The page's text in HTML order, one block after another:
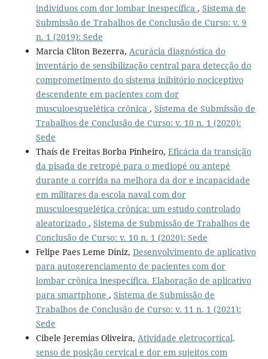
indivíduos com dor lombar inespecífica , Sistema de
Submissão de Trabalhos de Conclusão de Curso: v. 9
n. 1 (2019): Sede
Marcia Cliton Bezerra, Acurácia diagnóstica do
inventário de sensibilização central para detecção do
comprometimento do sistema inibitório nociceptivo
descendente em pacientes com dor
musculoesquelética crônica , Sistema de Submissão de
Trabalhos de Conclusão de Curso: v. 10 n. 1 (2020):
Sede
Thaís de Freitas Borba Pinheiro, Eficácia da transição
da pisada de retropé para o mediopé ou antepé
durante a corrida na melhora da dor e incapacidade
em militares da escola naval com dor
musculoesquelética crônica: um estudo controlado
aleatorizado , Sistema de Submissão de Trabalhos de
Conclusão de Curso: v. 10 n. 1 (2020): Sede
Felipe Paes Leme Diniz, Desenvolvimento de aplicativo
para autogerenciamento de pacientes com dor
lombar crônica inespecífica. Elaboração de aplicativo
para smartphone , Sistema de Submissão de
Trabalhos de Conclusão de Curso: v. 11 n. 1 (2021):
Sede
Cibele Jeremias Oliveira, Atividade eletrocortical,
senso de posição cervical e dor em sujeitos com